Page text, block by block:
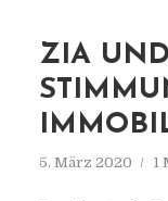
ZIA
5. März 2020 1